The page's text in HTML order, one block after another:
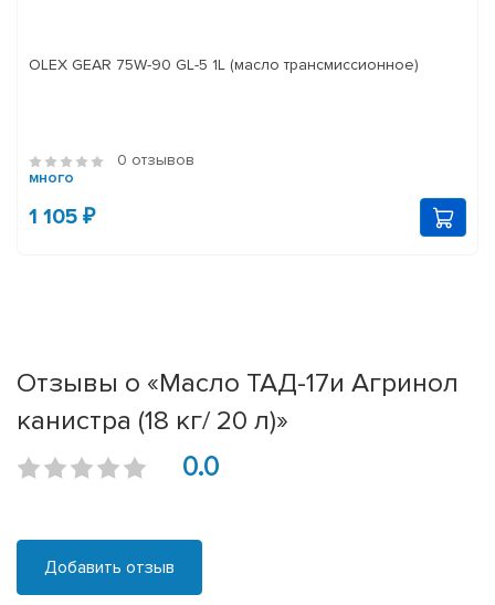
OLEX GEAR 75W-90 GL-5 1L (масло трансмиссионное)
0 отзывов
много
1 105 ₽
Отзывы о «Масло ТАД-17и Агринол
канистра (18 кг/ 20 л)»
0.0
Добавить отзыв